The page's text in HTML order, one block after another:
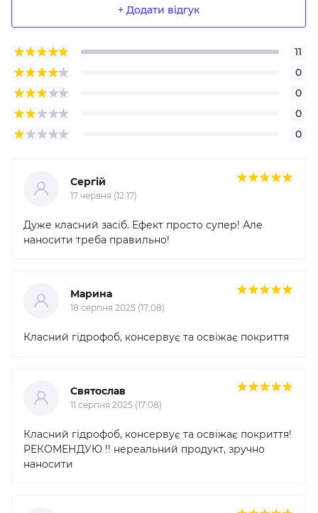
+ Додати відгук
11
0
0
0
0
Сергій
17 червня (12:17)
Дуже класний засіб. Ефект просто супер! Але
наносити треба правильно!
Марина
18 серпня 2025 (17:08)
Класний гідрофоб, консервує та освіжає покриття
Святослав
11 серпня 2025 (17:08)
Класний гідрофоб, консервує та освіжає покриття!
РЕКОМЕНДУЮ !! нереальний продукт, зручно
наносити